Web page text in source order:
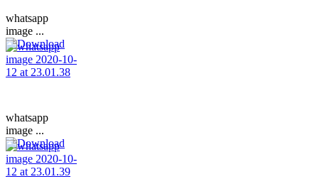
whatsapp
image ...
whatsapp
image ...